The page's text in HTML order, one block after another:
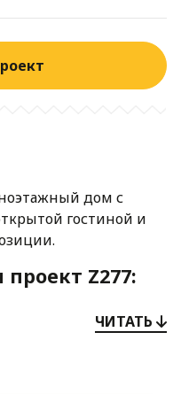
дом с
гостиной и
Z277:
с сочетанием
облицовки
характер
ЧИТАТЬ